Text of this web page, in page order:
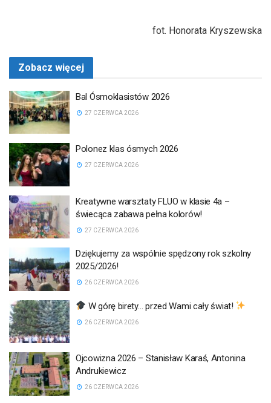
fot. Honorata Kryszewska
Zobacz więcej
Bal Ósmoklasistów 2026
27 CZERWCA 2026
Polonez klas ósmych 2026
27 CZERWCA 2026
Kreatywne warsztaty FLUO w klasie 4a –
świecąca zabawa pełna kolorów!
27 CZERWCA 2026
Dziękujemy za wspólnie spędzony rok szkolny
2025/2026!
26 CZERWCA 2026
W górę birety… przed Wami cały świat!
26 CZERWCA 2026
Ojcowizna 2026 – Stanisław Karaś, Antonina
Andrukiewicz
26 CZERWCA 2026